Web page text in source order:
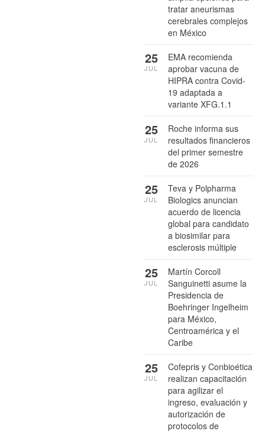
tratar aneurismas
cerebrales complejos
en México
EMA recomienda
aprobar vacuna de
HIPRA contra Covid-
19 adaptada a
variante XFG.1.1
25
JUL
Roche informa sus
resultados financieros
del primer semestre
de 2026
25
JUL
Teva y Polpharma
Biologics anuncian
acuerdo de licencia
global para candidato
a biosimilar para
esclerosis múltiple
25
JUL
Martín Corcoll
Sanguinetti asume la
Presidencia de
Boehringer Ingelheim
para México,
Centroamérica y el
Caribe
25
JUL
Cofepris y Conbioética
realizan capacitación
para agilizar el
ingreso, evaluación y
autorización de
protocolos de
25
JUL